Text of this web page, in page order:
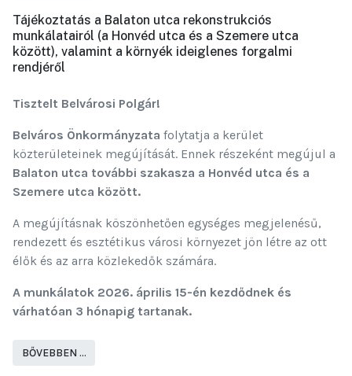
Tájékoztatás a Balaton utca rekonstrukciós
munkálatairól (a Honvéd utca és a Szemere utca
között), valamint a környék ideiglenes forgalmi
rendjéről
Tisztelt Belvárosi Polgár!
Belváros Önkormányzata folytatja a kerület
közterületeinek megújítását. Ennek részeként megújul a
Balaton utca további szakasza a Honvéd utca és a
Szemere utca között.
A megújításnak köszönhetően egységes megjelenésű,
rendezett és esztétikus városi környezet jön létre az ott
élők és az arra közlekedők számára.
A munkálatok 2026. április 15-én kezdődnek és
várhatóan 3 hónapig tartanak.
BŐVEBBEN …